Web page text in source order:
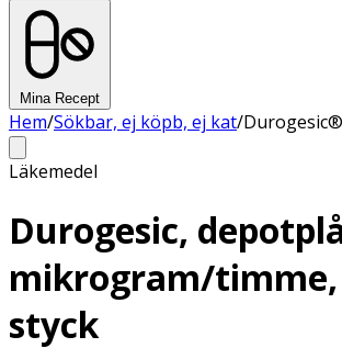
Mina Recept
Hem/Sökbar, ej köpb, ej kat/Durogesic®
Läkemedel
Durogesic,
mikrogram/timme,
styck